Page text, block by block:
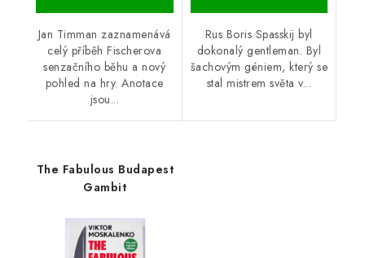
Jan Timman zaznamenává
celý příběh Fischerova
senzačního běhu a nový
pohled na hry. Anotace
jsou...
Rus Boris Spasskij byl
dokonalý gentleman. Byl
šachovým géniem, který se
stal mistrem světa v...
The Fabulous Budapest
Gambit